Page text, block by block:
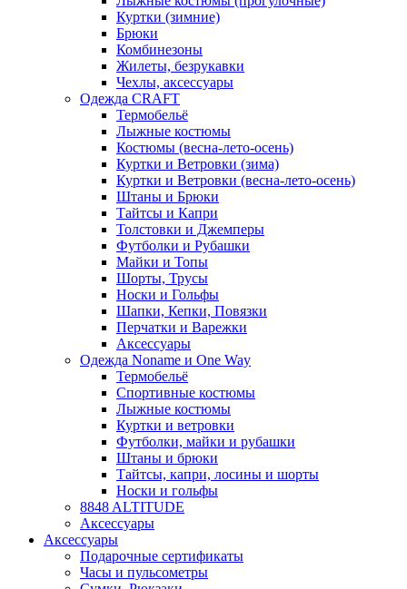
Куртки (зимние)
Брюки
Комбинезоны
Жилеты, безрукавки
Чехлы, аксессуары
Одежда CRAFT
Термобельё
Лыжные костюмы
Костюмы (весна-лето-осень)
Куртки и Ветровки (зима)
Куртки и Ветровки (весна-лето-осень)
Штаны и Брюки
Тайтсы и Капри
Толстовки и Джемперы
Футболки и Рубашки
Майки и Топы
Шорты, Трусы
Носки и Гольфы
Шапки, Кепки, Повязки
Перчатки и Варежки
Аксессуары
Одежда Noname и One Way
Термобельё
Спортивные костюмы
Лыжные костюмы
Куртки и ветровки
Футболки, майки и рубашки
Штаны и брюки
Тайтсы, капри, лосины и шорты
Носки и гольфы
8848 ALTITUDE
Аксессуары
Аксессуары
Подарочные сертификаты
Часы и пульсометры